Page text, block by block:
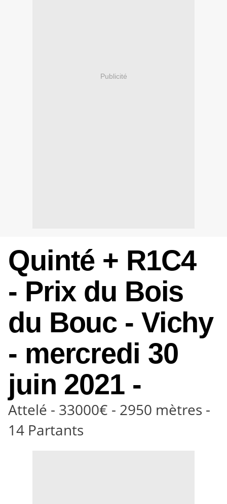
Publicité
Quinté + R1C4
- Prix du Bois
du Bouc - Vichy
- mercredi 30
juin 2021 -
Attelé - 33000€ - 2950 mètres -
14 Partants